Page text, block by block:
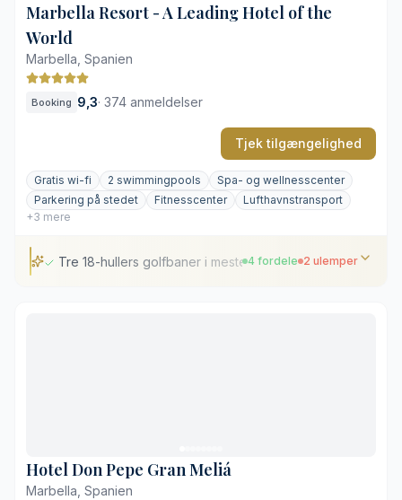
Kræver transport at nå Estepona centrum
Stranden er ikke resortets stærkeste aktiv
Bordreservationer kræver tidlig planlægning
Marbella Resort - A Leading Hotel of the
World
Marbella, Spanien
Booking 9,3· 374 anmeldelser
Tjek tilgængelighed
Gratis wi-fi 2 swimmingpools
Spa- og wellnesscenter
Parkering på stedet
Fitnesscenter
Lufthavnstransport
+3 mere
Tre 18-hullers golfbaner i mesterskabsklasse
4 fordele 2 ulemper
Hotel Don Pepe Gran Meliá
Marbella, Spanien